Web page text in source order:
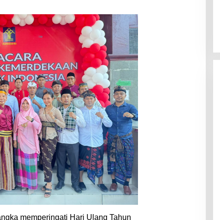
memperingati Hari Ulang Tahun